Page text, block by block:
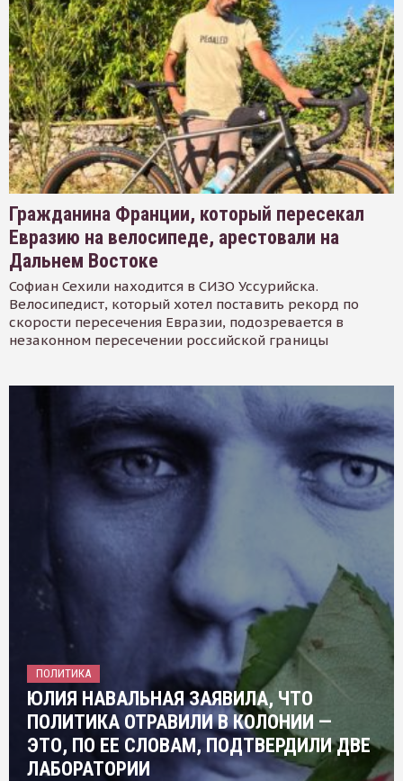
Гражданина Франции, который пересекал
Евразию на велосипеде, арестовали на
Дальнем Востоке
Софиан Сехили находится в СИЗО Уссурийска.
Велосипедист, который хотел поставить рекорд по
скорости пересечения Евразии, подозревается в
незаконном пересечении российской границы
ПОЛИТИКА
ЮЛИЯ НАВАЛЬНАЯ ЗАЯВИЛА, ЧТО
ПОЛИТИКА ОТРАВИЛИ В КОЛОНИИ —
ЭТО, ПО ЕЕ СЛОВАМ, ПОДТВЕРДИЛИ ДВЕ
ЛАБОРАТОРИИ